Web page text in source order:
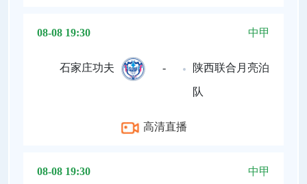
08-08 19:30 中甲
石家庄功夫 - 陕西联合月亮泊
队
高清直播
08-08 19:30 中甲